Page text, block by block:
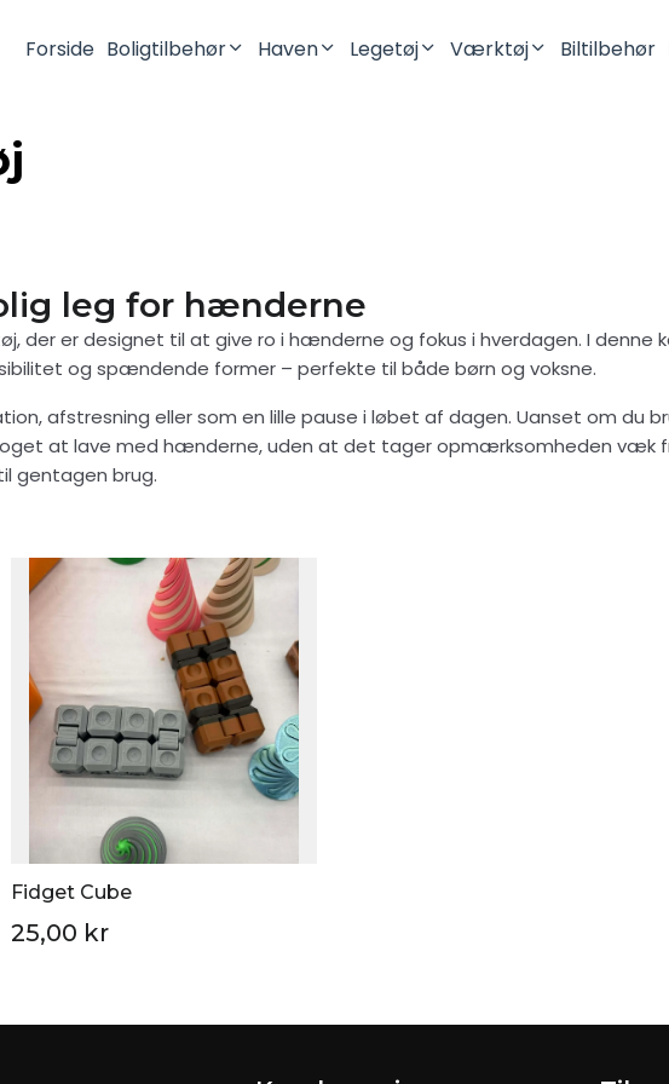
Forside Boligtilbehør
Kontor
Køkken
Toilet & Badeværelse
Vægophæng
Tilbehør Til SKÅDIS Hulplade
Haven Legetøj Værktøj Biltilbehør
leg for hænderne
der er designet til at give ro i hænderne og fokus i hverdagen. I
og spændende former – perfekte til både børn og voksne.
afstresning eller som en lille pause i løbet af dagen. Uanset om du
at lave med hænderne, uden at det tager opmærksomheden væk
gentagen brug.
Fidget Cube
25,00 kr